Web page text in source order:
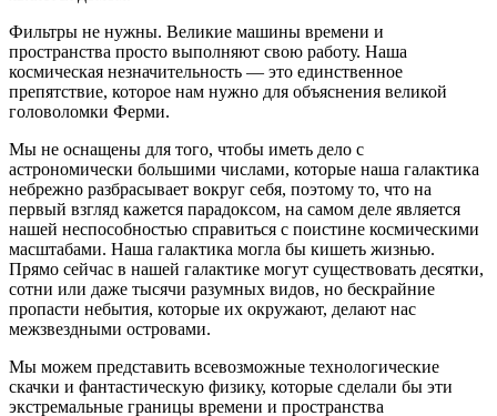
Фильтры не нужны. Великие машины времени и
пространства просто выполняют свою работу. Наша
космическая незначительность — это единственное
препятствие, которое нам нужно для объяснения великой
головоломки Ферми.
Мы не оснащены для того, чтобы иметь дело с
астрономически большими числами, которые наша галактика
небрежно разбрасывает вокруг себя, поэтому то, что на
первый взгляд кажется парадоксом, на самом деле является
нашей неспособностью справиться с поистине космическими
масштабами. Наша галактика могла бы кишеть жизнью.
Прямо сейчас в нашей галактике могут существовать десятки,
сотни или даже тысячи разумных видов, но бескрайние
пропасти небытия, которые их окружают, делают нас
межзвездными островами.
Мы можем представить всевозможные технологические
скачки и фантастическую физику, которые сделали бы эти
экстремальные границы времени и пространства